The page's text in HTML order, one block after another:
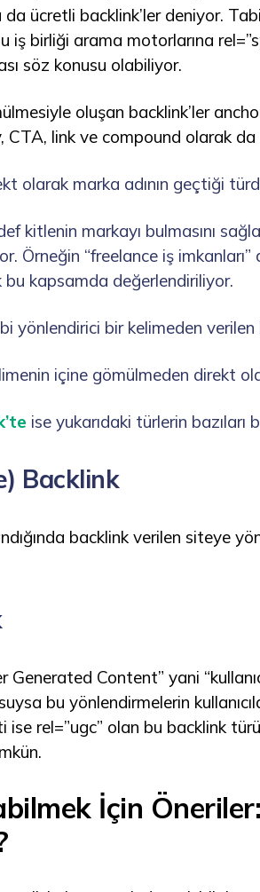
ücretli backlink’ler deniyor.
iş birliği arama motorlarına
söz konusu olabiliyor.
oluşan backlink’ler
CTA, link ve compound olarak
olarak marka adının geçtiği
kitlenin markayı bulmasını
Örneğin “freelance iş
kapsamda değerlendiriliyor.
yönlendirici bir kelimeden verilen
içine gömülmeden direkt
ise yukarıdaki türlerin
Backlink
backlink verilen siteye
Generated Content” yani
bu yönlendirmelerin
ise rel=”ugc” olan bu backlink
İçin